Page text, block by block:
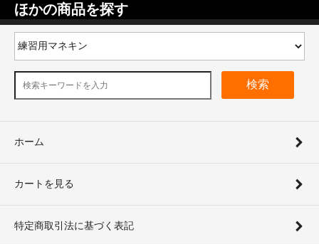
ほかの商品を探す
検索
ホーム
カートを見る
特定商取引法に基づく表記